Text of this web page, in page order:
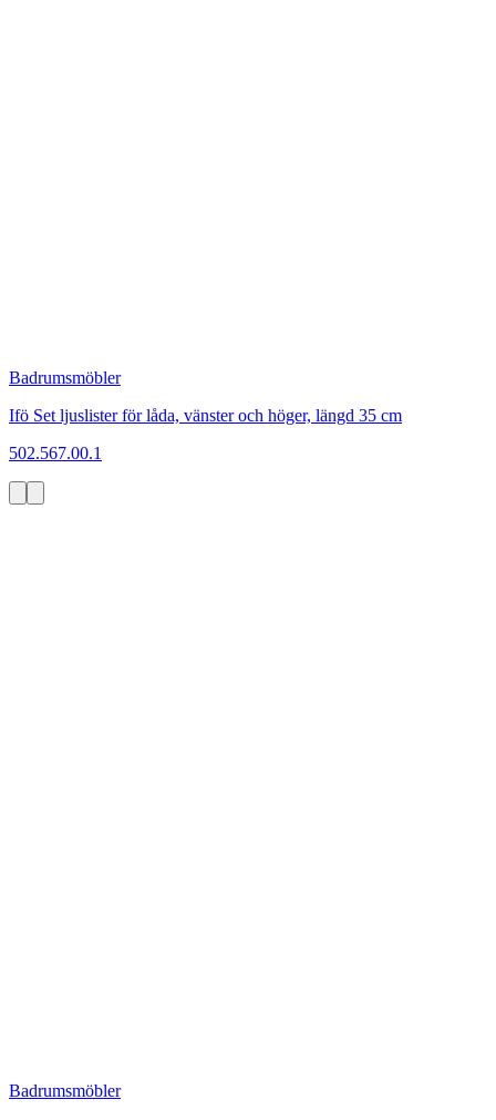
Badrumsmöbler
Ifö Set ljuslister för låda, vänster och höger, längd 35 cm
502.567.00.1
Badrumsmöbler